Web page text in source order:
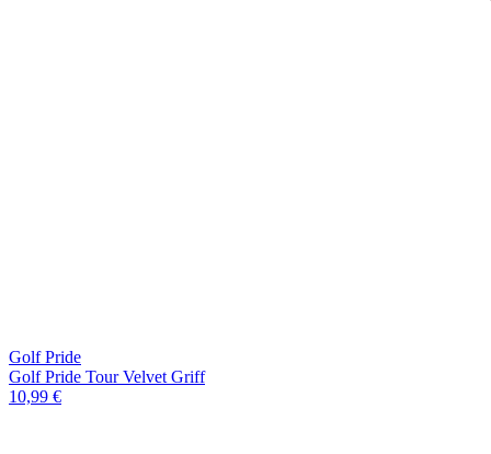
Golf Pride
Golf Pride Tour Velvet Griff
10,99 €